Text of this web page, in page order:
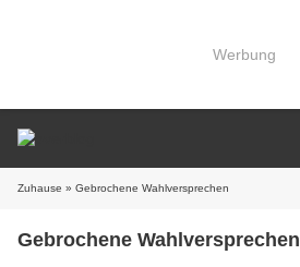
Werbung
Zuhause » Gebrochene Wahlversprechen
Gebrochene Wahlversprechen